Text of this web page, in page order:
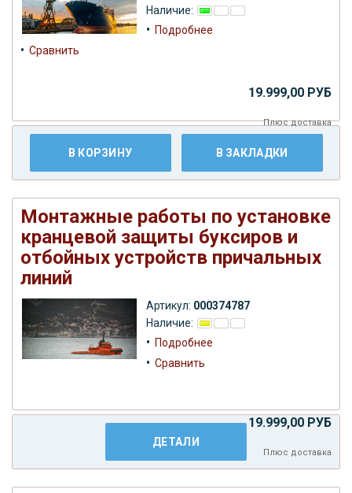
Наличие:
• Подробнее
• Сравнить
19.999,00 РУБ
Плюсдоставка
В КОРЗИНУ В ЗАКЛАДКИ
Монтажные работы по установке
кранцевой защиты буксиров и
отбойных устройств причальных
линий
Артикул: 000374787
Наличие:
• Подробнее
• Сравнить
19.999,00 РУБ
Плюс доставка
ДЕТАЛИ